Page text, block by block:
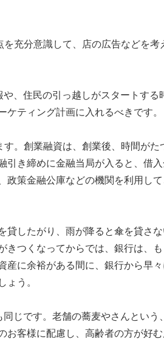
充分意識して、店の広告などを考
、住民の引っ越しがスタートする
ティング計画に入れるべきです。
。創業融資は、創業後、時間がた
引き締めに金融当局が入ると、借
政策金融公庫などの機関を利用し
貸したがり、雨が降ると傘を貸さ
つくなってからでは、銀行は、
産に余裕がある間に、銀行から早
う。
じです。老舗の蕎麦やさんという
お客様に配慮し、高齢者の方が好